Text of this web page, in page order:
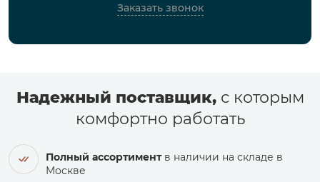
Заказать звонок
Надежный поставщик,с которым
комфортно работать
Полный ассортиментв наличии на складе в
Москве